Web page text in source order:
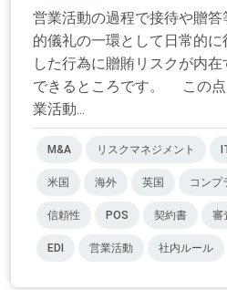
営業活動の過程で接待や贈
的儀礼の一環として日常的に
した行為に贈賄リスクが内
できるところです。 この点
業活動...
M&A リスクマネジメント
米国 海外 英国 コンプ
信頼性 POS 契約書 審
EDI 営業活動 社内ルール